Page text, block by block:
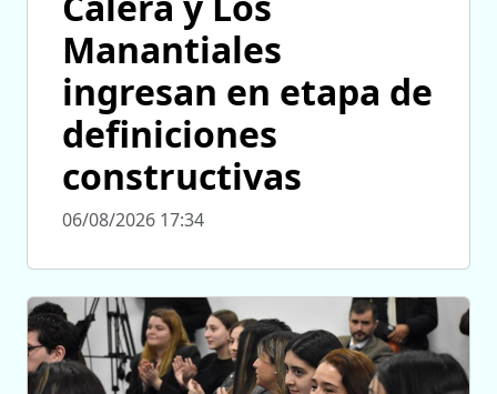
Manantiales
ingresan en etapa de
definiciones
constructivas
06/08/2026 17:34